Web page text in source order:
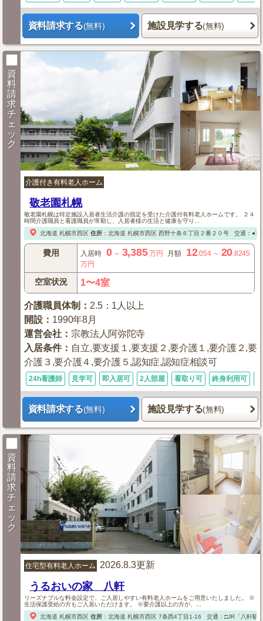
資料請求する(無料) 施設見学する(無料)
資
料
請
求
チ
ェ
ッ
ク
介護付き有料老人ホーム
敬老園札幌
敬老園札幌は特定施設入居者生活介護の指定を受けた介護付有料老人ホームです。 ２４
時間介護職員と看護職員が常勤し、入居者様の生活と健康を守り...
北海道 札幌市西区 住所： 北海道 札幌市西区西野十条６丁目２番２０号 交通：●市
費用 入居時 0～ 3,385万円 月額 12.054～ 20.8245
万円
空室状況 1〜4室
介護職員体制 ： 2.5：1人以上
開設 ： 1990年8月
運営会社 ： 宗教法人阿弥陀寺
入居条件： 自立,要支援１,要支援２,要介護１,要介護２,要
介護３,要介護４,要介護５,認知症,認知症相談可
24h看護師 見学可 即入居可 2人部屋 看取り可 終身利用可
資料請求する(無料) 施設見学する(無料)
資
料
請
求
チ
ェ
ッ
ク
住宅型有料老人ホーム 2026.8.3更新
うるおいの家 八軒
リーズナブルな料金設定で、ご入居しやすい有料老人ホームをご用意いたしました。 ※
生活保護受給の方もご入居いただけます。 ※要介護以上の方が、...
北海道 札幌市西区 住所： 北海道 札幌市西区 7条西4丁目1-16 交通：□JR「八軒駅